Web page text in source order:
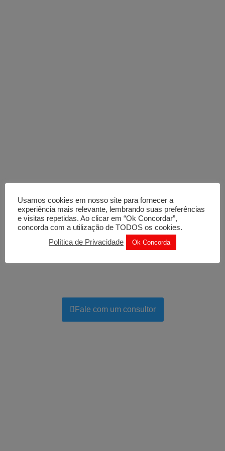
Obrigado por
entrar em
contato!
Agora é só aguardar um de nossos
Fale com um consultor
Usamos cookies em nosso site para fornecer a
experiência mais relevante, lembrando suas preferências
e visitas repetidas. Ao clicar em “Ok Concordar”,
concorda com a utilização de TODOS os cookies.
Política de Privacidade
Ok Concorda